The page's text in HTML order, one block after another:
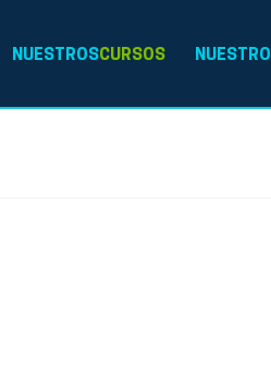
NUESTROSCURSOS NUESTRO